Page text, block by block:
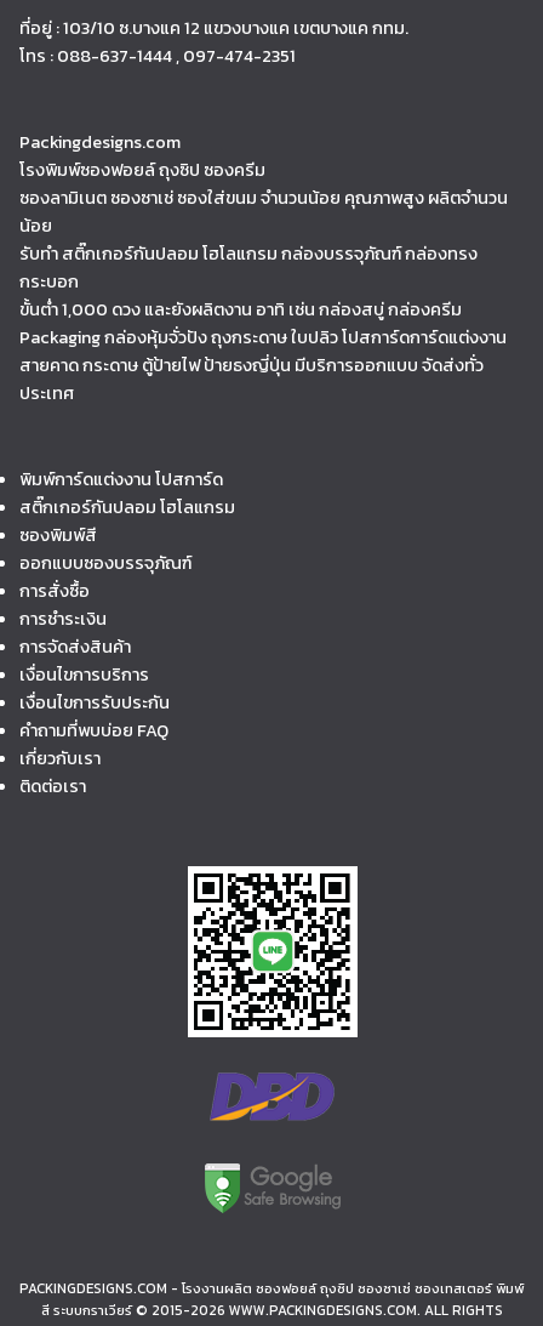
ที่อยู่ : 103/10 ซ.บางแค 12 แขวงบางแค เขตบางแค กทม.
โทร : 088-637-1444 , 097-474-2351
Packingdesigns.com
โรงพิมพ์ซองฟอยล์ ถุงซิป ซองครีม
ซองลามิเนต ซองซาเช่ ซองใส่ขนม จำนวนน้อย คุณภาพสูง ผลิตจำนวน
น้อย
รับทำ สติ๊กเกอร์กันปลอม โฮโลแกรม กล่องบรรจุภัณฑ์ กล่องทรง
กระบอก
ขั้นต่ำ 1,000 ดวง และยังผลิตงาน อาทิ เช่น กล่องสบู่ กล่องครีม
Packaging กล่องหุ้มจั่วปัง ถุงกระดาษ ใบปลิว โปสการ์ดการ์ดแต่งงาน
สายคาด กระดาษ ตู้ป้ายไฟ ป้ายธงญี่ปุ่น มีบริการออกแบบ จัดส่งทั่ว
ประเทศ
พิมพ์การ์ดแต่งงาน โปสการ์ด
สติ๊กเกอร์กันปลอม โฮโลแกรม
ซองพิมพ์สี
ออกแบบซองบรรจุภัณฑ์
การสั่งซื้อ
การชำระเงิน
การจัดส่งสินค้า
เงื่อนไขการบริการ
เงื่อนไขการรับประกัน
คำถามที่พบบ่อย FAQ
เกี่ยวกับเรา
ติดต่อเรา
PACKINGDESIGNS.COM - โรงงานผลิต ซองฟอยล์ ถุงซิป ซองซาเช่ ซองเทสเตอร์ พิมพ์
สี ระบบกราเวียร์ © 2015-2026 WWW.PACKINGDESIGNS.COM. ALL RIGHTS